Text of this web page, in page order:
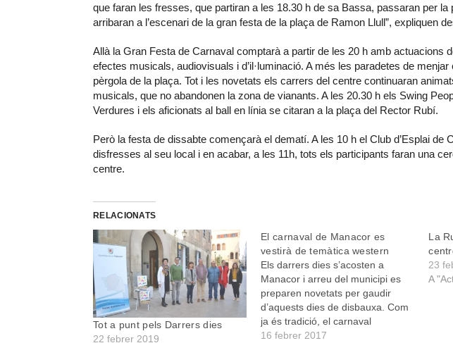
que faran les fresses, que partiran a les 18.30 h de sa Bassa, passaran per la
arribaran a l’escenari de la gran festa de la plaça de Ramon Llull”, expliquen
Allà la Gran Festa de Carnaval comptarà a partir de les 20 h amb actuacions
efectes musicals, audiovisuals i d’il·luminació. A més les paradetes de
pèrgola de la plaça. Tot i les novetats els carrers del centre continuaran
musicals, que no abandonen la zona de vianants. A les 20.30 h els Swing
Verdures i els aficionats al ball en línia se citaran a la plaça del Rector Rubí.
Però la festa de dissabte començarà el dematí. A les 10 h el Club d’Esplai de
disfresses al seu local i en acabar, a les 11h, tots els participants faran una
centre.
RELACIONATS
Tot a punt pels Darrers dies
22 febrer 2019
El carnaval de Manacor es
vestirà de temàtica western
Els darrers dies s’acosten a
Manacor i arreu del municipi es
preparen novetats per gaudir
d’aquests dies de disbauxa. Com
ja és tradició, el carnaval
començarà el dijous llarder, dia 23
16 febrer 2017
La
23
A